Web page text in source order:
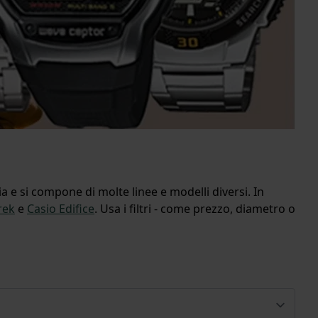
e si compone di molte linee e modelli diversi. In
e Casio Edifice. Usa i filtri - come prezzo, diametro o